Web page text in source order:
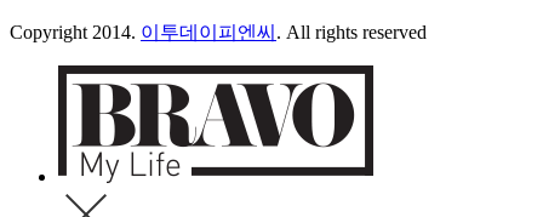
Copyright 2014. 이투데이피엔씨 . All rights reserved